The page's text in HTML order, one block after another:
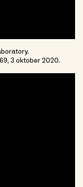
3 oktober 2020.